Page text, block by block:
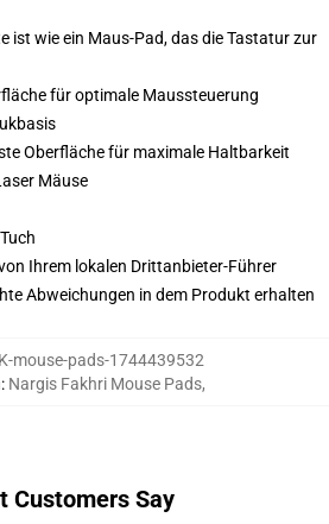
ist wie ein Maus-Pad, das die Tastatur zur
für optimale Maussteuerung
Oberfläche für maximale Haltbarkeit
Mäuse
Ihrem lokalen Drittanbieter-Führer
Abweichungen in dem Produkt erhalten
mouse-pads-1744439532
: Nargis Fakhri Mouse Pads,
Customers Say